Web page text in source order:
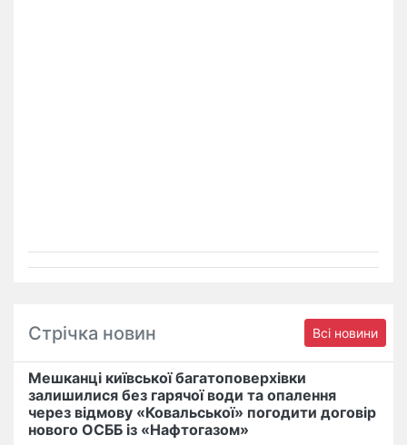
Стрічка новин Всі новини
Мешканці київської багатоповерхівки
залишилися без гарячої води та опалення
через відмову «Ковальської» погодити договір
нового ОСББ із «Нафтогазом»